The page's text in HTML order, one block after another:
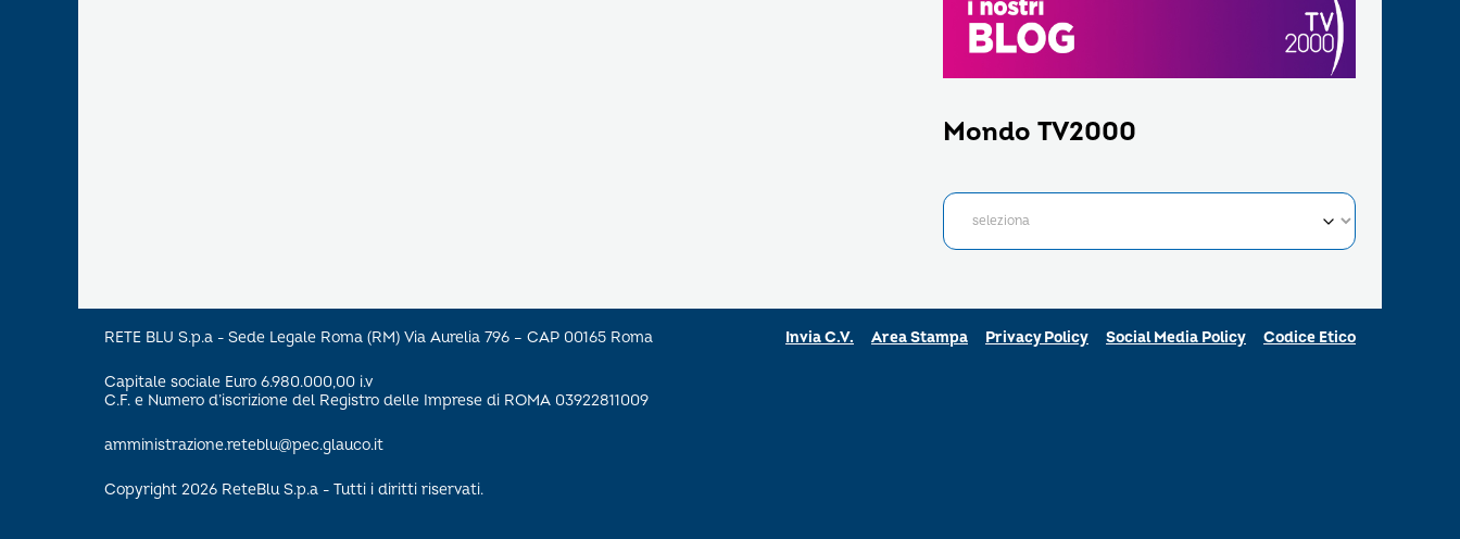
Mondo TV2000
RETE BLU S.p.a - Sede Legale Roma (RM) Via Aurelia 796 – CAP 00165 Roma
Capitale sociale Euro 6.980.000,00 i.v
C.F. e Numero d’iscrizione del Registro delle Imprese di ROMA 03922811009
amministrazione.reteblu@pec.glauco.it
Copyright 2026 ReteBlu S.p.a - Tutti i diritti riservati.
Invia C.V. Area Stampa Privacy Policy Social Media Policy Codice Etico